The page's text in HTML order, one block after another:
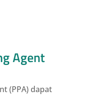
Agent
(PPA) dapat